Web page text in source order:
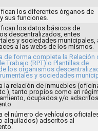
los diferentes órganos de
sus funciones.
los datos básicos de
descentralizados, entes
y sociedades municipales,
a las webs de los mismos.
de forma completa la Relación
Trabajo (RPT) o Plantillas de
los organismos
y sociedades
la relación de inmuebles
tanto propios como en
ocupados y/o
el número de vehículos
alquilados) adscritos al